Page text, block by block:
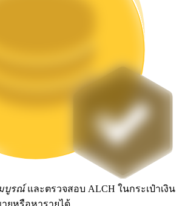
สำหรับผู้ถือ BTR
บูรณ์และตรวจสอบ ALCH ในกระเป๋าเงิน
ยหรือหารายได้